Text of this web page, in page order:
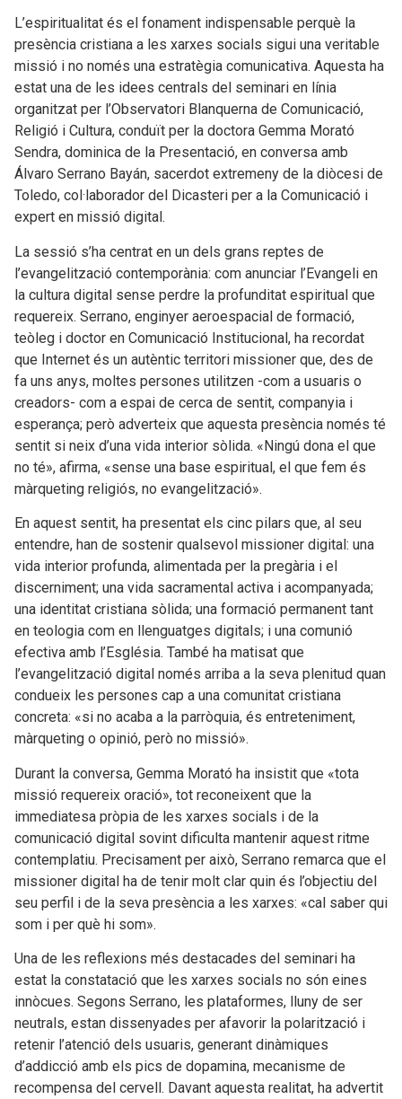
L’espiritualitat és el fonament indispensable perquè la
presència cristiana a les xarxes socials sigui una veritable
missió i no només una estratègia comunicativa. Aquesta ha
estat una de les idees centrals del seminari en línia
organitzat per l’Observatori Blanquerna de Comunicació,
Religió i Cultura, conduït per la doctora Gemma Morató
Sendra, dominica de la Presentació, en conversa amb
Álvaro Serrano Bayán, sacerdot extremeny de la diòcesi de
Toledo, col·laborador del Dicasteri per a la Comunicació i
expert en missió digital.
La sessió s’ha centrat en un dels grans reptes de
l’evangelització contemporània: com anunciar l’Evangeli en
la cultura digital sense perdre la profunditat espiritual que
requereix. Serrano, enginyer aeroespacial de formació,
teòleg i doctor en Comunicació Institucional, ha recordat
que Internet és un autèntic territori missioner que, des de
fa uns anys, moltes persones utilitzen -com a usuaris o
creadors- com a espai de cerca de sentit, companyia i
esperança; però adverteix que aquesta presència només té
sentit si neix d’una vida interior sòlida. «Ningú dona el que
no té», afirma, «sense una base espiritual, el que fem és
màrqueting religiós, no evangelització».
En aquest sentit, ha presentat els cinc pilars que, al seu
entendre, han de sostenir qualsevol missioner digital: una
vida interior profunda, alimentada per la pregària i el
discerniment; una vida sacramental activa i acompanyada;
una identitat cristiana sòlida; una formació permanent tant
en teologia com en llenguatges digitals; i una comunió
efectiva amb l’Església. També ha matisat que
l’evangelització digital només arriba a la seva plenitud quan
condueix les persones cap a una comunitat cristiana
concreta: «si no acaba a la parròquia, és entreteniment,
màrqueting o opinió, però no missió».
Durant la conversa, Gemma Morató ha insistit que «tota
missió requereix oració», tot reconeixent que la
immediatesa pròpia de les xarxes socials i de la
comunicació digital sovint dificulta mantenir aquest ritme
contemplatiu. Precisament per això, Serrano remarca que el
missioner digital ha de tenir molt clar quin és l’objectiu del
seu perfil i de la seva presència a les xarxes: «cal saber qui
som i per què hi som».
Una de les reflexions més destacades del seminari ha
estat la constatació que les xarxes socials no són eines
innòcues. Segons Serrano, les plataformes, lluny de ser
neutrals, estan dissenyades per afavorir la polarització i
retenir l’atenció dels usuaris, generant dinàmiques
d’addicció amb els pics de dopamina, mecanisme de
recompensa del cervell. Davant aquesta realitat, ha advertit